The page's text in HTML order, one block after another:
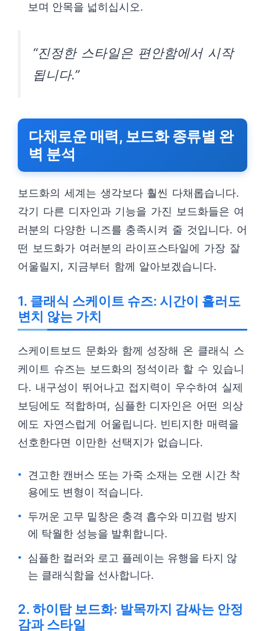
보며 안목을 넓히십시오.
“진정한 스타일은 편안함에서 시작
됩니다.”
다채로운 매력, 보드화 종류별 완
벽 분석
보드화의 세계는 생각보다 훨씬 다채롭습니다.
각기 다른 디자인과 기능을 가진 보드화들은 여
러분의 다양한 니즈를 충족시켜 줄 것입니다. 어
떤 보드화가 여러분의 라이프스타일에 가장 잘
어울릴지, 지금부터 함께 알아보겠습니다.
1. 클래식 스케이트 슈즈: 시간이 흘러도
변치 않는 가치
스케이트보드 문화와 함께 성장해 온 클래식 스
케이트 슈즈는 보드화의 정석이라 할 수 있습니
다. 내구성이 뛰어나고 접지력이 우수하여 실제
보딩에도 적합하며, 심플한 디자인은 어떤 의상
에도 자연스럽게 어울립니다. 빈티지한 매력을
선호한다면 이만한 선택지가 없습니다.
견고한 캔버스 또는 가죽 소재는 오랜 시간 착
용에도 변형이 적습니다.
두꺼운 고무 밑창은 충격 흡수와 미끄럼 방지
에 탁월한 성능을 발휘합니다.
심플한 컬러와 로고 플레이는 유행을 타지 않
는 클래식함을 선사합니다.
2. 하이탑 보드화: 발목까지 감싸는 안정
감과 스타일